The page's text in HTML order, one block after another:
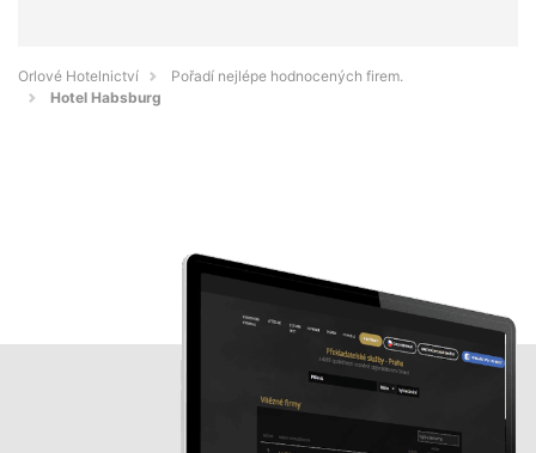
Orlové Hotelnictví
Pořadí nejlépe hodnocených firem.
Hotel Habsburg